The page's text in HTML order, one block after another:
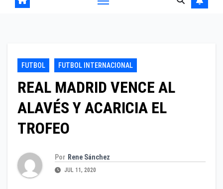
FUTBOL FUTBOL INTERNACIONAL
REAL MADRID VENCE AL
ALAVÉS Y ACARICIA EL
TROFEO
Por Rene Sánchez
JUL 11, 2020